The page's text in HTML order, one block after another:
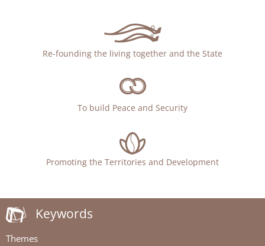
Re-founding the living together and the State
To build Peace and Security
Promoting the Territories and Development
Keywords
Themes